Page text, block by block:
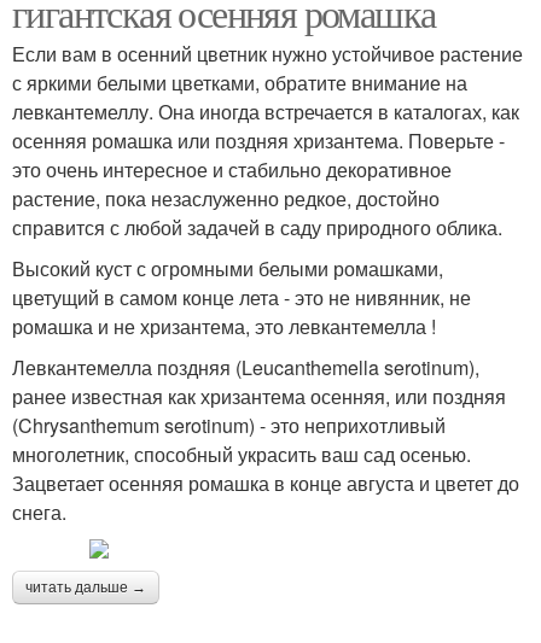
гигантская осенняя ромашка
Если вам в осенний цветник нужно устойчивое растение
с яркими белыми цветками, обратите внимание на
левкантемеллу. Она иногда встречается в каталогах, как
осенняя ромашка или поздняя хризантема. Поверьте -
это очень интересное и стабильно декоративное
растение, пока незаслуженно редкое, достойно
справится с любой задачей в саду природного облика.
Высокий куст с огромными белыми ромашками,
цветущий в самом конце лета - это не нивянник, не
ромашка и не хризантема, это левкантемелла !
Левкантемелла поздняя (Leucanthemella serotinum),
ранее известная как хризантема осенняя, или поздняя
(Chrysanthemum serotinum) - это неприхотливый
многолетник, способный украсить ваш сад осенью.
Зацветает осенняя ромашка в конце августа и цветет до
снега.
читать дальше →